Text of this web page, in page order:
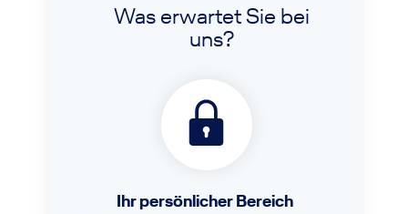
Was erwartet Sie bei
uns?
Ihr persönlicher Bereich